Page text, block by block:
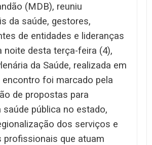
(MDB), reuniu
da saúde, gestores,
de entidades e lideranças
noite desta terça-feira (4),
da Saúde, realizada em
encontro foi marcado pela
de propostas para
pública no estado,
dos serviços e
profissionais que atuam